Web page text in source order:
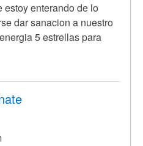
estoy enterando de lo
dar sanacion a nuestro
5 estrellas para